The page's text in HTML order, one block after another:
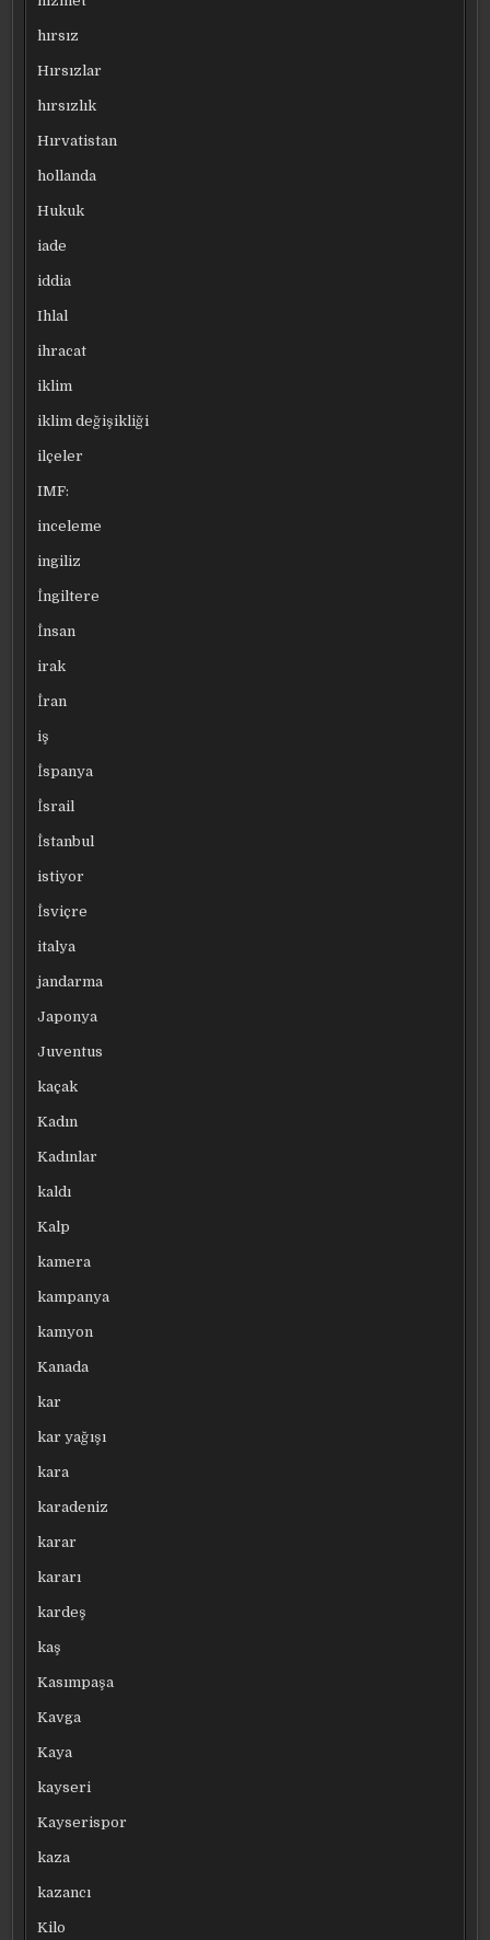
hırsız
Hırsızlar
hırsızlık
Hırvatistan
hollanda
Hukuk
iade
iddia
Ihlal
ihracat
iklim
iklim değişikliği
ilçeler
IMF:
inceleme
ingiliz
İngiltere
İnsan
irak
İran
iş
İspanya
İsrail
İstanbul
istiyor
İsviçre
italya
jandarma
Japonya
Juventus
kaçak
Kadın
Kadınlar
kaldı
Kalp
kamera
kampanya
kamyon
Kanada
kar
kar yağışı
kara
karadeniz
karar
kararı
kardeş
kaş
Kasımpaşa
Kavga
Kaya
kayseri
Kayserispor
kaza
kazancı
Kilo